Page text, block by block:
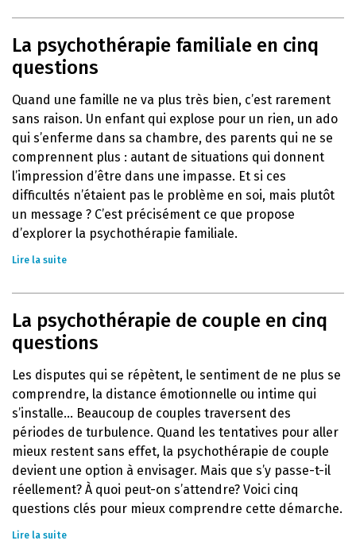
La psychothérapie familiale en cinq
questions
Quand une famille ne va plus très bien, c’est rarement
sans raison. Un enfant qui explose pour un rien, un ado
qui s’enferme dans sa chambre, des parents qui ne se
comprennent plus : autant de situations qui donnent
l’impression d’être dans une impasse. Et si ces
difficultés n’étaient pas le problème en soi, mais plutôt
un message ? C’est précisément ce que propose
d’explorer la psychothérapie familiale.
Lire la suite
La psychothérapie de couple en cinq
questions
Les disputes qui se répètent, le sentiment de ne plus se
comprendre, la distance émotionnelle ou intime qui
s’installe… Beaucoup de couples traversent des
périodes de turbulence. Quand les tentatives pour aller
mieux restent sans effet, la psychothérapie de couple
devient une option à envisager. Mais que s’y passe-t-il
réellement? À quoi peut-on s’attendre? Voici cinq
questions clés pour mieux comprendre cette démarche.
Lire la suite